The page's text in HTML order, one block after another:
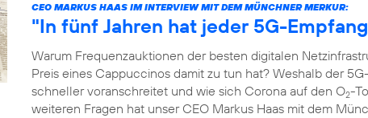
CEO MARKUS HAAS IM INTERVIEW MIT DEM MÜNCHNER MERKUR:
"In fünf Jahren hat jeder 5G-
Warum Frequenzauktionen der besten digitalen
Preis eines Cappuccinos damit zu tun hat? Weshalb der
schneller voranschreitet und wie sich Corona auf den O2-
weiteren Fragen hat unser CEO Markus Haas mit dem